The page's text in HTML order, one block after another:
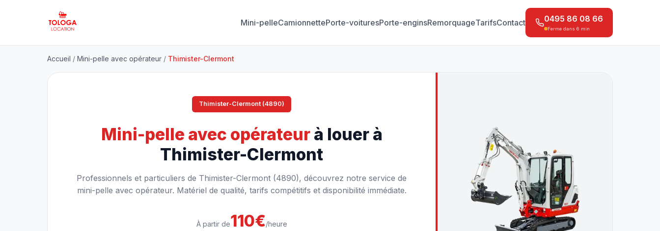
Mini-pelleCamionnettePorte-voituresPorte-enginsRemorquageTarifsContact 0495 86 08 66
Ferme dans 6 min
Accueil / Mini-pelle avec opérateur / Thimister-Clermont
Thimister-Clermont (4890)
Mini-pelle avec opérateurà louer à
Thimister-Clermont
Professionnels et particuliers de Thimister-Clermont (4890), découvrez notre service de
mini-pelle avec opérateur. Matériel de qualité, tarifs compétitifs et disponibilité immédiate.
À partir de110€/heure